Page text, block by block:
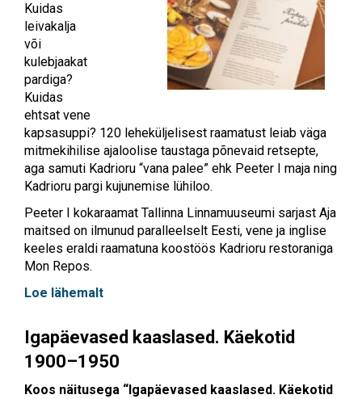
Kuidas
leivakalja
või
kulebjaakat
pardiga?
Kuidas
ehtsat vene
kapsasuppi? 120 leheküljelisest raamatust leiab väga
mitmekihilise ajaloolise taustaga põnevaid retsepte,
aga samuti Kadrioru “vana palee” ehk Peeter I maja ning
Kadrioru pargi kujunemise lühiloo.
Peeter I kokaraamat Tallinna Linnamuuseumi sarjast Aja
maitsed on ilmunud paralleelselt Eesti, vene ja inglise
keeles eraldi raamatuna koostöös Kadrioru restoraniga
Mon Repos.
Loe lähemalt
Igapäevased kaaslased. Käekotid
1900–1950
Koos näitusega “Igapäevased kaaslased. Käekotid